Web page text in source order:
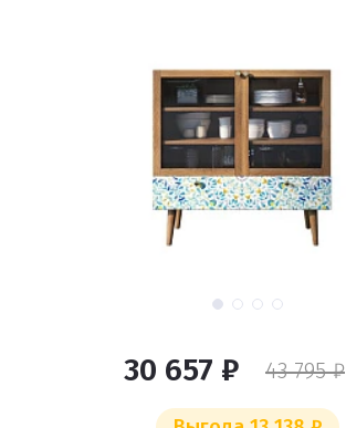
30 657 ₽ 43 795 ₽